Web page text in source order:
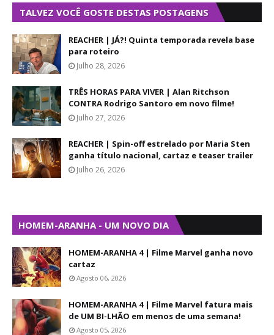
TALVEZ VOCÊ GOSTE DESTAS POSTAGENS
REACHER | JÁ?! Quinta temporada revela base
para roteiro
Julho 28, 2026
TRÊS HORAS PARA VIVER | Alan Ritchson
CONTRA Rodrigo Santoro em novo filme!
Julho 27, 2026
REACHER | Spin-off estrelado por Maria Sten
ganha título nacional, cartaz e teaser trailer
Julho 26, 2026
HOMEM-ARANHA - UM NOVO DIA
HOMEM-ARANHA 4 | Filme Marvel ganha novo
cartaz
Agosto 06, 2026
HOMEM-ARANHA 4 | Filme Marvel fatura mais
de UM BI-LHÃO em menos de uma semana!
Agosto 05, 2026